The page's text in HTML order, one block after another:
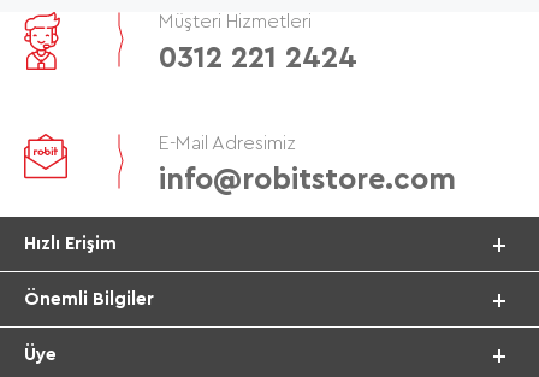
Müşteri Hizmetleri
0312 221 2424
E-Mail Adresimiz
info@robitstore.com
Hızlı Erişim
Önemli Bilgiler
Üye